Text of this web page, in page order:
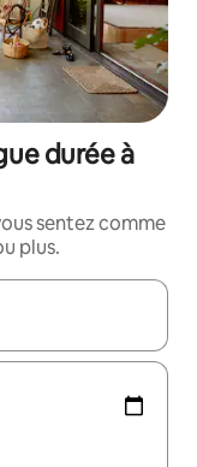
durée à
sentez comme
plus.
les flèches vers le